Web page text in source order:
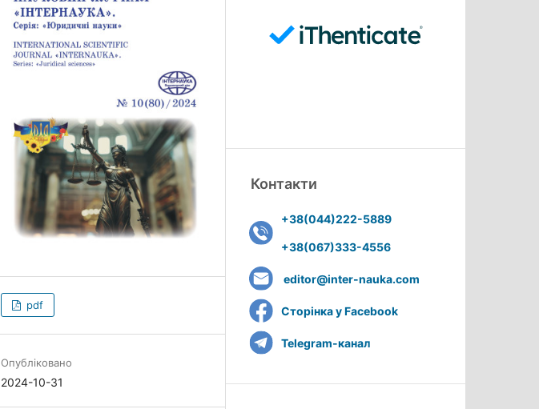
pdf
Опубліковано
2024-10-31
Контакти
+38(044)222-5889
+38(067)333-4556
editor@inter-nauka.com
Сторінка у Facebook
Telegram-канал